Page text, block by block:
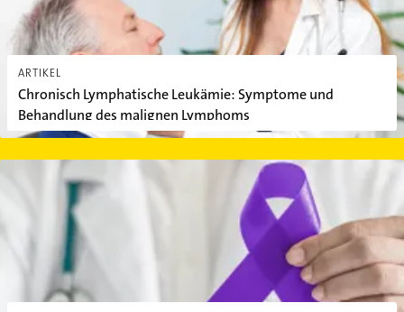
ARTIKEL
Chronisch Lymphatische Leukämie: Symptome und
Behandlung des malignen Lymphoms
Hodenkrebs: Ursachen, Symptome & Behandlung